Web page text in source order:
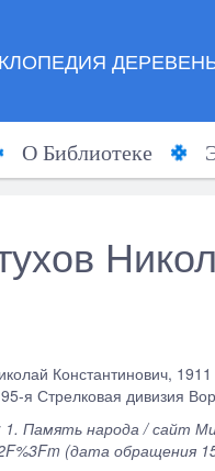
О Библиотеке
Константинович,
я Стрелковая дивизия
1. Память народа / сайт
(дата обращения